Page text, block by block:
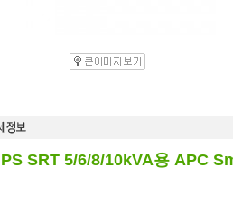
SRT 5/6/8/10kVA용 APC